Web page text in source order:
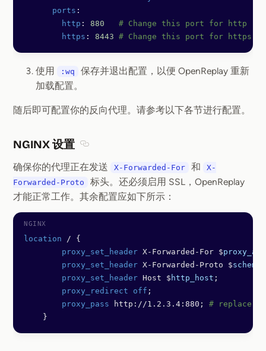
      ports
:
        http
: 880
   # Change this port for http
        https
: 8443 # Change this port for https
使用 :wq
保存并退出配置，以便 OpenReplay 重新
加载配置。
随后即可配置你的反向代理。请参考以下各节进行配置。
NGINX 设置
确保你的代理正在发送
X-Forwarded-For 和
X-
Forwarded-Proto
标头。还必须启用 SSL，OpenReplay
才能正常工作。其余配置应如下所示：
location / {
        proxy_set_header
X-Forwarded-For $
        proxy_set_header
X-Forwarded-Proto $scheme
        proxy_set_header
Host $ http_host ;
        proxy_redirect off
;
        proxy_pass
http://1.2.3.4:880; # replace
    }